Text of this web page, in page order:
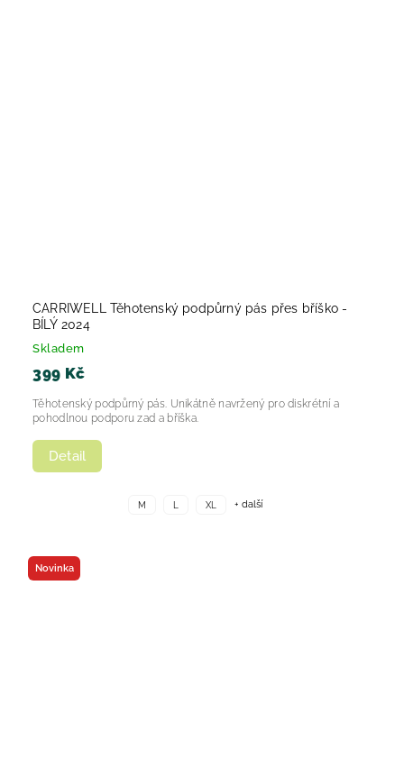
CARRIWELL Těhotenský podpůrný pás přes bříško -
BÍLÝ 2024
Skladem
399 Kč
Detail
Těhotenský podpůrný pás. Unikátně navržený pro diskrétní a
pohodlnou podporu zad a bříška.
M XL + další
Novinka